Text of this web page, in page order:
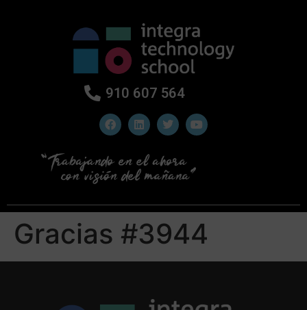
910 607 564
Gracias #3944